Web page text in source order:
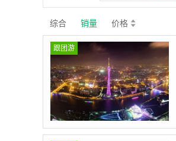
综合 销量 价格
跟团游